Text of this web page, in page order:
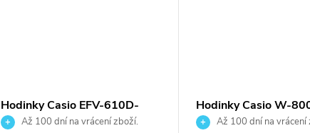
Hodinky Casio EFV-610D-
5CVUEFAž 100 dní na vrácení zboží.
Hodinky Casio W-
1AVEFAž 100 dní na vrácení